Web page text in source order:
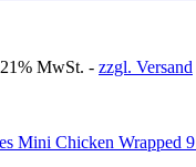
MwSt. - zzgl. Versand